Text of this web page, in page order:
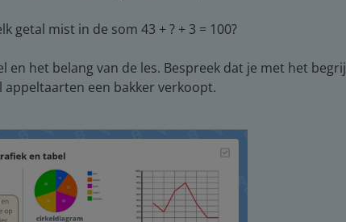
getal mist in de som 43 + ? + 3 = 100?
en het belang van de les. Bespreek dat je met het
appeltaarten een bakker verkoopt.